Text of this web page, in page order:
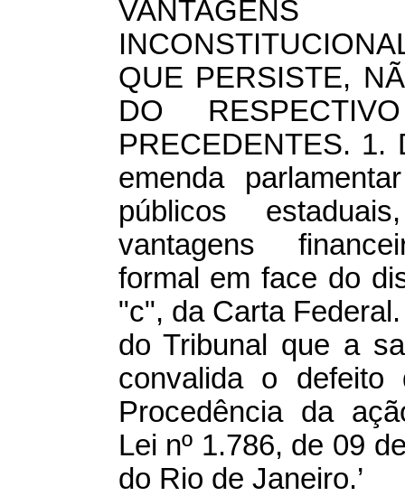
QUE PERSISTE,
DO
PRECEDENTES. 1.
emenda
públicos
vantagens
formal em face do
"c", da Carta
do Tribunal que a
convalida o defeito
Procedência da
Lei nº 1.786, de 09
do Rio de Janeiro.’